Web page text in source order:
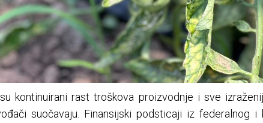
kontinuirani rast troškova proizvodnje i sve
suočavaju. Finansijski podsticaji iz federalnog i